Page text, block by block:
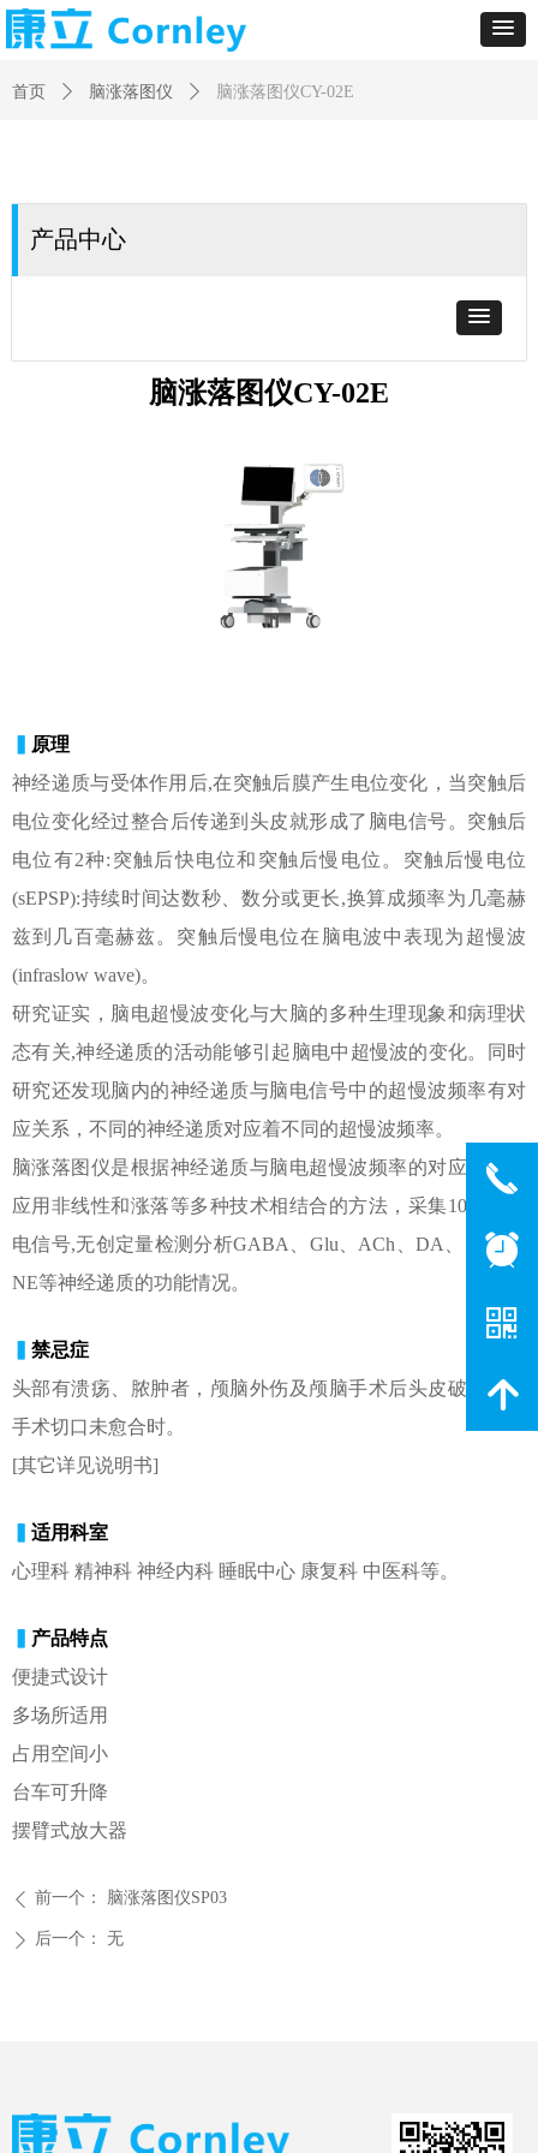
首页 ꄲ 脑涨落图仪 ꄲ 脑涨落图仪CY-02E
产品中心
脑涨落图仪CY-02E
原理
神经递质与受体作用后,在突触后膜产生电位变化，当突触后
电位变化经过整合后传递到头皮就形成了脑电信号。突触后
电位有2种:突触后快电位和突触后慢电位。突触后慢电位
(sEPSP):持续时间达数秒、数分或更长,换算成频率为几毫赫
兹到几百毫赫兹。突触后慢电位在脑电波中表现为超慢波
(infraslow wave)。
研究证实，脑电超慢波变化与大脑的多种生理现象和病理状
态有关,神经递质的活动能够引起脑电中超慢波的变化。同时
研究还发现脑内的神经递质与脑电信号中的超慢波频率有对
应关系，不同的神经递质对应着不同的超慢波频率。
脑涨落图仪是根据神经递质与脑电超慢波频率的对应关系，
应用非线性和涨落等多种技术相结合的方法，采集10分钟脑
电信号,无创定量检测分析GABA、Glu、ACh、DA、5-HT、
NE等神经递质的功能情况。
禁忌症
头部有溃疡、脓肿者，颅脑外伤及颅脑手术后头皮破裂伤或
手术切口未愈合时。
[其它详见说明书]
适用科室
心理科 精神科 神经内科 睡眠中心 康复科 中医科等。
产品特点
便捷式设计
多场所适用
占用空间小
台车可升降
摆臂式放大器
ꄴ 前一个： 脑涨落图仪SP03
ꄲ 后一个： 无
끅
뀥
낃
녕